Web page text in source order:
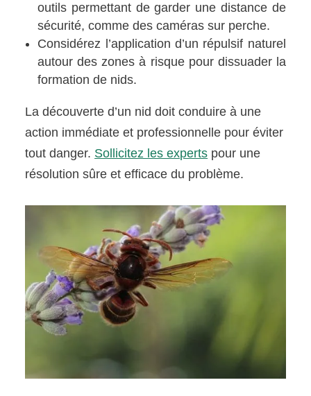
outils permettant de garder une distance de
sécurité, comme des caméras sur perche.
Considérez l’application d’un répulsif naturel
autour des zones à risque pour dissuader la
formation de nids.
La découverte d’un nid doit conduire à une
action immédiate et professionnelle pour éviter
tout danger. Sollicitez les experts pour une
résolution sûre et efficace du problème.